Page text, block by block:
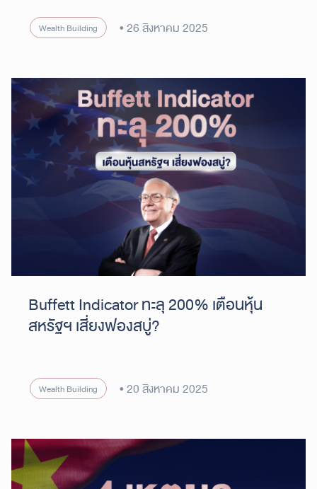
Wealth Building 26 สิงหาคม 2025
Buffett Indicator ทะลุ 200% เตือนหุ้น
สหรัฐฯ เสี่ยงฟองสบู่?
Wealth Building 20 สิงหาคม 2025